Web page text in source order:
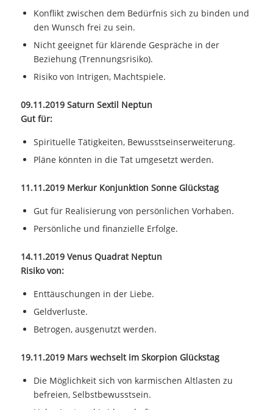
Konflikt zwischen dem Bedürfnis sich zu binden und
den Wunsch frei zu sein.
Nicht geeignet für klärende Gespräche in der
Beziehung (Trennungsrisiko).
Risiko von Intrigen, Machtspiele.
09.11.2019 Saturn Sextil Neptun
Gut für:
Spirituelle Tätigkeiten, Bewusstseinserweiterung.
Pläne könnten in die Tat umgesetzt werden.
11.11.2019 Merkur Konjunktion Sonne Glückstag
Gut für Realisierung von persönlichen Vorhaben.
Persönliche und finanzielle Erfolge.
14.11.2019 Venus Quadrat Neptun
Risiko von:
Enttäuschungen in der Liebe.
Geldverluste.
Betrogen, ausgenutzt werden.
19.11.2019 Mars wechselt im Skorpion Glückstag
Die Möglichkeit sich von karmischen Altlasten zu
befreien, Selbstbewusstsein.